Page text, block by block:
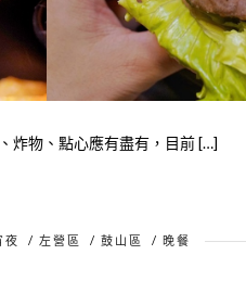
炸物、點心應有盡有，目前 […]
夜 /左營區 /鼓山區 / 晚餐